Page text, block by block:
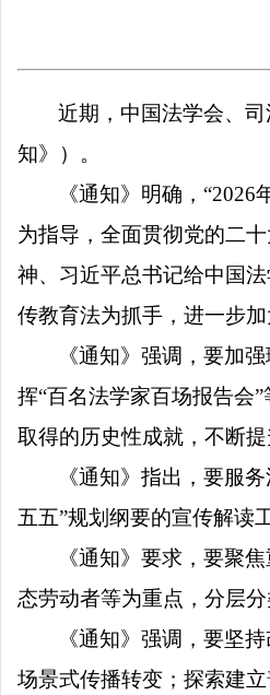
近期，中国法学会、
知》）。
《通知》明确， “2026
为指导，全面贯彻党的二
神、习近平总书记给中国
传教育法为抓手，进一步
《通知》强调，要加
挥“百名法学家百场报告会
取得的历史性成就，不断
《通知》指出，要服
五五”规划纲要的宣传解读
《通知》要求，要聚
态劳动者等为重点，分层
《通知》强调，要坚
场景式传播转变；探索建